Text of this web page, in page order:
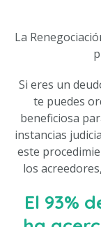
La
Si eres un
te puedes
beneficiosa
instancias
este
los
El 93%